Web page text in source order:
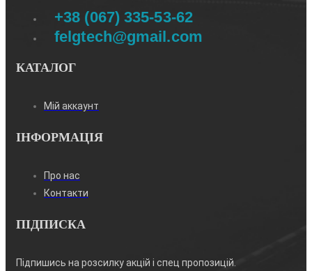
+38 (067) 335-53-62
felgtech@gmail.com
КАТАЛОГ
Мій аккаунт
ІНФОРМАЦІЯ
Про нас
Контакти
ПІДПИСКА
Підпишись на розсилку акцій і спец пропозицій.